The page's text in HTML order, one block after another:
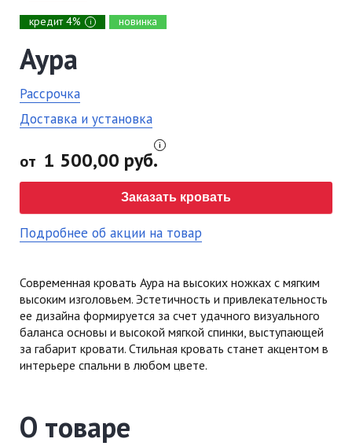
кредит 4% i новинка
Аура
Рассрочка
Доставка и установка
от 1 500,00 руб.
Заказать кровать
Подробнее об акции на товар
Современная кровать Аура на высоких ножках с мягким
высоким изголовьем. Эстетичность и привлекательность
ее дизайна формируется за счет удачного визуального
баланса основы и высокой мягкой спинки, выступающей
за габарит кровати. Стильная кровать станет акцентом в
интерьере спальни в любом цвете.
О товаре